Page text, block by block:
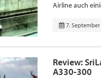
Airline auch
7.
Review:
A330-300